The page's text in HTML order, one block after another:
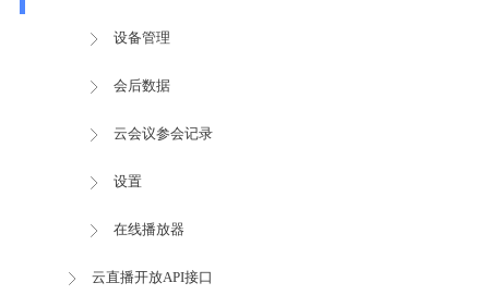
设备管理
会后数据
云会议参会记录
设置
在线播放器
云直播开放API接口